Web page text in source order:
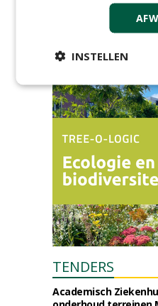
TENDERS
Academisch
INSTELLEN